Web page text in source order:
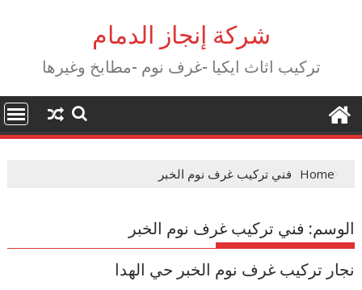
شركة إنجاز الدمام
تركيب اثاث ايكيا -غرف نوم -مطابخ وغيرها
Home فني تركيب غرف نوم الخبر
الوسم: فني تركيب غرف نوم الخبر
نجار تركيب غرف نوم الخبر حي الهدا